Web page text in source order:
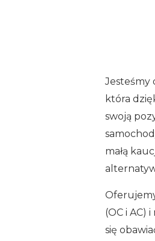
Jesteśmy
która
swoją
małą
(OC i AC)
się